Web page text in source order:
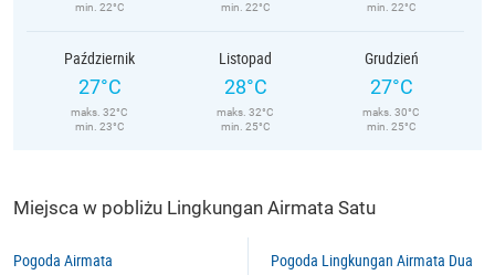
min. 22°C
min. 22°C
min. 22°C
Październik
27°C
maks. 32°C
min. 23°C
Listopad
28°C
maks. 32°C
min. 25°C
Grudzień
27°C
maks. 30°C
min. 25°C
Miejsca w pobliżu Lingkungan Airmata Satu
Pogoda Airmata Pogoda Lingkungan Airmata Dua